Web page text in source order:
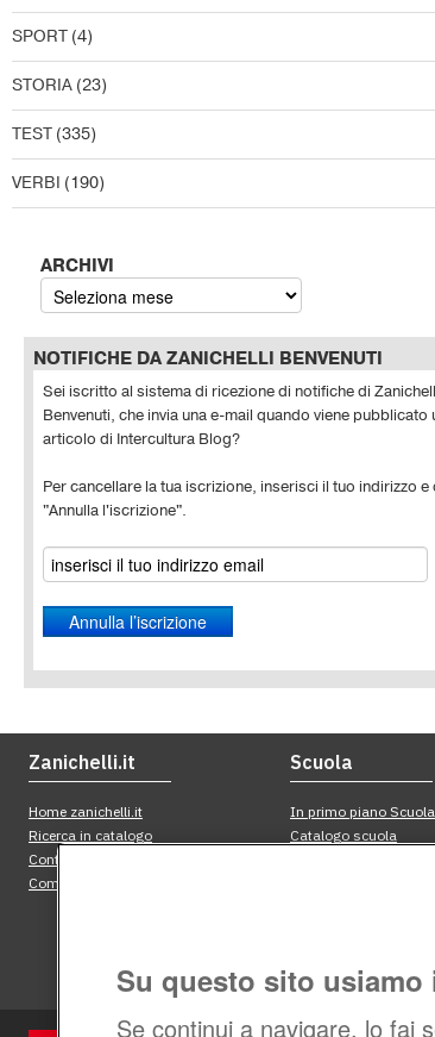
SPORT (4)
STORIA (23)
TEST (335)
VERBI (190)
ARCHIVI
NOTIFICHE DA ZANICHELLI BENVENUTI
Sei iscritto al sistema di ricezione di notifiche di
Benvenuti, che invia una e-mail quando viene pubblicato
articolo di Intercultura Blog?
Per cancellare la tua iscrizione, inserisci il tuo indirizzo e
"Annulla l'iscrizione".
Su questo sito usiamo
Se continui a navigare, lo fai